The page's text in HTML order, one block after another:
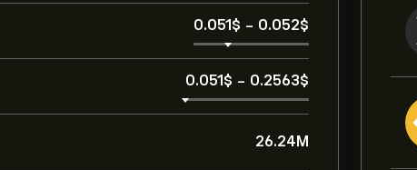
0.051‎$‎ - 0.052‎$‎
0.051‎$‎ - 0.2563‎$‎
26.24M